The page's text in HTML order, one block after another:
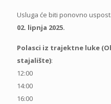
Usluga će biti ponovno
02. lipnja 2025.
Polasci iz trajektne luke
stajalište):
12:00
14:00
16:00